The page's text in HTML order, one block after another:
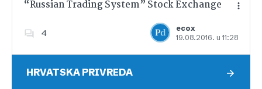
“Russian Trading System” Stock Exchange
4
ecox
19.08.2016. u 11:28
Dodajte u favorite
HRVATSKA PRIVREDA